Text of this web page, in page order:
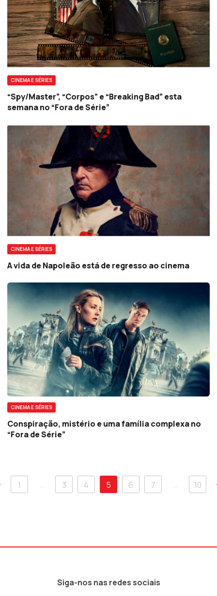
CINEMA E SÉRIES
“Spy/Master”, “Corpos” e “Breaking Bad” esta
semana no “Fora de Série”
CINEMA E SÉRIES
A vida de Napoleão está de regresso ao cinema
CINEMA E SÉRIES
Conspiração, mistério e uma família complexa no
“Fora de Série”
1 … 3 4 5 6 7 … 10
Siga-nos nas redes sociais